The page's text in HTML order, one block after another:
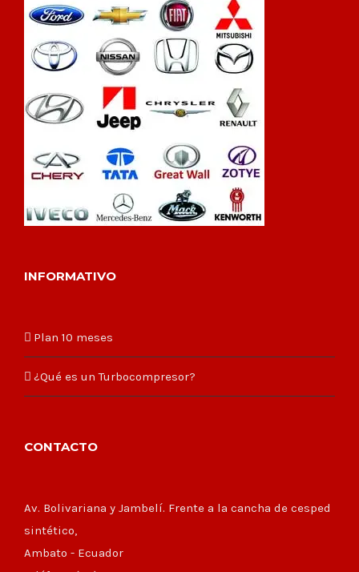
INFORMATIVO
Plan 10 meses
¿Qué es un Turbocompresor?
CONTACTO
Av. Bolivariana y Jambelí. Frente a la cancha de cesped
sintético,
Ambato - Ecuador